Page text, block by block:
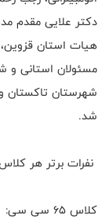
دکتر علایی مقدم
هیات استان
مسئولان استانی و
شهرستان تاکستان
شد.
نفرات برتر هر
کلاس ۶۵ سی سی: